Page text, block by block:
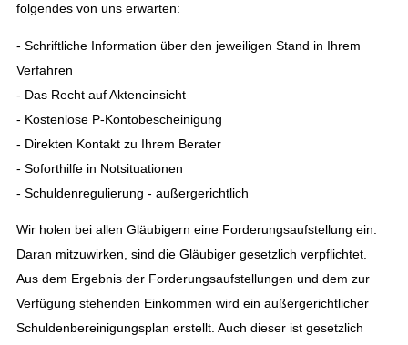
folgendes von uns erwarten:
- Schriftliche Information über den jeweiligen Stand in Ihrem
Verfahren
- Das Recht auf Akteneinsicht
- Kostenlose P-Kontobescheinigung
- Direkten Kontakt zu Ihrem Berater
- Soforthilfe in Notsituationen
- Schuldenregulierung - außergerichtlich
Wir holen bei allen Gläubigern eine Forderungsaufstellung ein.
Daran mitzuwirken, sind die Gläubiger gesetzlich verpflichtet.
Aus dem Ergebnis der Forderungsaufstellungen und dem zur
Verfügung stehenden Einkommen wird ein außergerichtlicher
Schuldenbereinigungsplan erstellt. Auch dieser ist gesetzlich